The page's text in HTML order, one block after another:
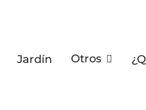
Jardín Otros